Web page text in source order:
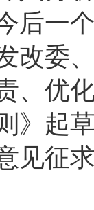
后一
改委
、优
起草
见征